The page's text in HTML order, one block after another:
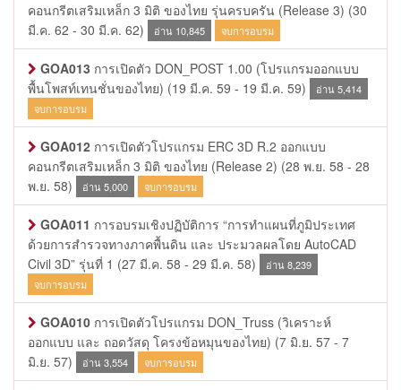
คอนกรีตเสริมเหล็ก 3 มิติ ของไทย รุ่นครบครัน (Release 3) (30
มี.ค. 62 - 30 มี.ค. 62)
อ่าน 10,845 จบการอบรม
GOA013 การเปิดตัว DON_POST 1.00 (โปรแกรมออกแบบ
พื้นโพสท์เทนชั่นของไทย) (19 มี.ค. 59 - 19 มี.ค. 59)
อ่าน 5,414
จบการอบรม
GOA012 การเปิดตัวโปรแกรม ERC 3D R.2 ออกแบบ
คอนกรีตเสริมเหล็ก 3 มิติ ของไทย (Release 2) (28 พ.ย. 58 - 28
พ.ย. 58)
อ่าน 5,000 จบการอบรม
GOA011 การอบรมเชิงปฏิบัติการ “การทำแผนที่ภูมิประเทศ
ด้วยการสำรวจทางภาคพื้นดิน และ ประมวลผลโดย AutoCAD
Civil 3D” รุ่นที่ 1 (27 มี.ค. 58 - 29 มี.ค. 58)
อ่าน 8,239
จบการอบรม
GOA010 การเปิดตัวโปรแกรม DON_Truss (วิเคราะห์
ออกแบบ และ ถอดวัสดุ โครงข้อหมุนของไทย) (7 มิ.ย. 57 - 7
มิ.ย. 57)
อ่าน 3,554 จบการอบรม